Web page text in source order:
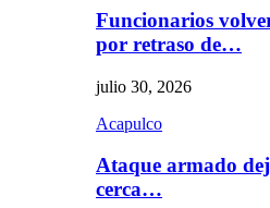
Funcionarios
por retraso de…
julio 30, 2026
Acapulco
Ataque armado
cerca…